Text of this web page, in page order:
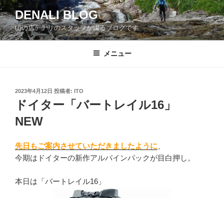
コ
ン
テ
ン
DENALI BLOG
山の店デナリのスタッフが綴るブログです
メニュー
投
稿
2023年4月12日 投稿者: ITO
ドイター「バートレイル16」
NEW
先日もご案内させていただきましたように
今期はドイターの新作アルパインパックが目白押し。
本日は「バートレイル16」